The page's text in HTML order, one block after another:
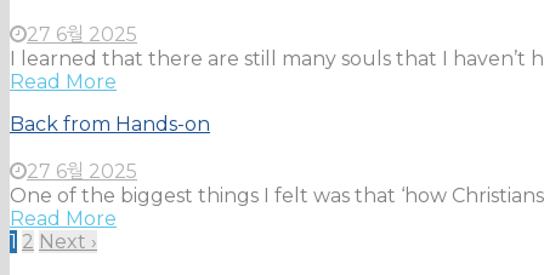
27 6월 2025
I learned that there are still many souls that I haven’t
Read More
Back from Hands-on
27 6월 2025
One of the biggest things I felt was that ‘how
Read More
1 2 Next ›